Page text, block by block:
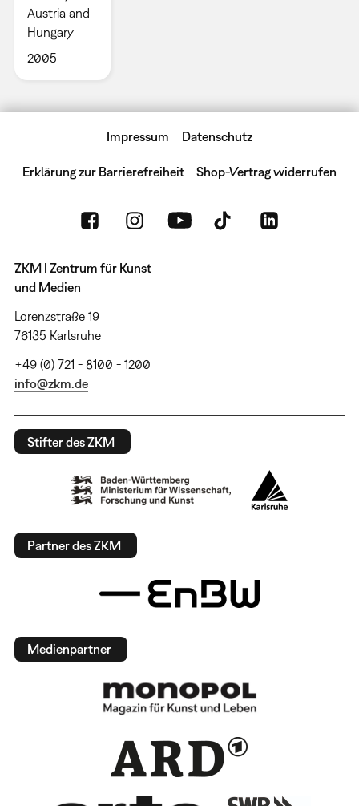
Austria and
Hungary
2005
Impressum Datenschutz
Erklärung zur Barrierefreiheit Shop-Vertrag widerrufen
ZKM | Zentrum für Kunst
und Medien
Lorenzstraße 19
76135 Karlsruhe
+49 (0) 721 - 8100 - 1200
info@zkm.de
Stifter des ZKM
Partner des ZKM
Medienpartner